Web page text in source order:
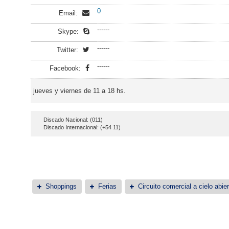
Email: 0
Skype: ------
Twitter: ------
Facebook: ------
jueves y viernes de 11 a 18 hs.
Discado Nacional: (011)
Discado Internacional: (+54 11)
Shoppings Ferias Circuito comercial a cielo